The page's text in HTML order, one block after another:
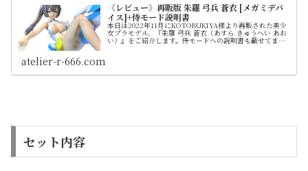
《レビュー》再販版 朱羅 弓兵 蒼衣 [メガミデバ
イス]+侍モード説明書
本日は2022年11月にKOTOBUKIYA様より再販された美少
女プラモデル、『朱羅 弓兵 蒼衣（あすら きゅうへい あお
い）』をご紹介します。侍モードへの説明書も載せてます
atelier-r-666.com
セット内容